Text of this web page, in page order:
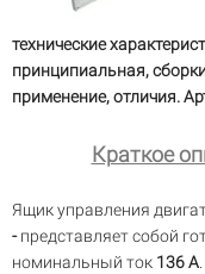
технические
принципиальная,
применение, отличия.
Краткое
Ящик управления
-представляет собой
номинальный ток 136 А